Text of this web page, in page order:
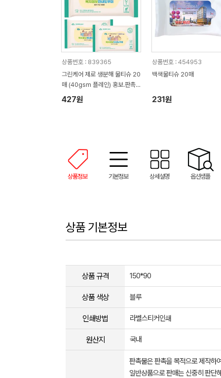
상품번호 : 839365
그린케어 제로 생분해 물티슈 20
매 (40gsm 플레인) 홍보.판촉
용 물티슈
427원
상품번호 : 454953
백색물티슈 20매
231원
상품정보 기본정보 상세설명 옵션샘플
상품 기본정보
상품 규격 150*90
상품 색상 블루
인쇄방법 라벨스티커인쇄
원산지 국내
판촉물은 판촉을 목적으로 제작하
일반상품으로 판매는 신중히 판단